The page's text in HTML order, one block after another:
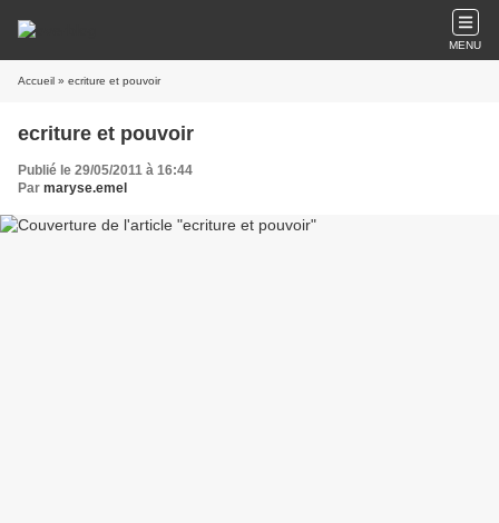
MENU
Accueil » ecriture et pouvoir
ecriture et pouvoir
Publié le 29/05/2011 à 16:44
Par maryse.emel